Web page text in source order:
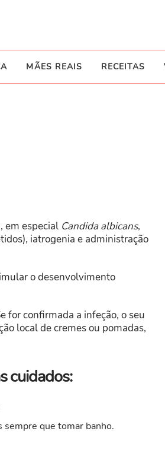
MÃES REAIS RECEITAS
em especial Candida albicans,
iatrogenia e administração
o desenvolvimento
for confirmada a infeção, o seu
local de cremes ou pomadas,
cuidados:
sempre que tomar banho.